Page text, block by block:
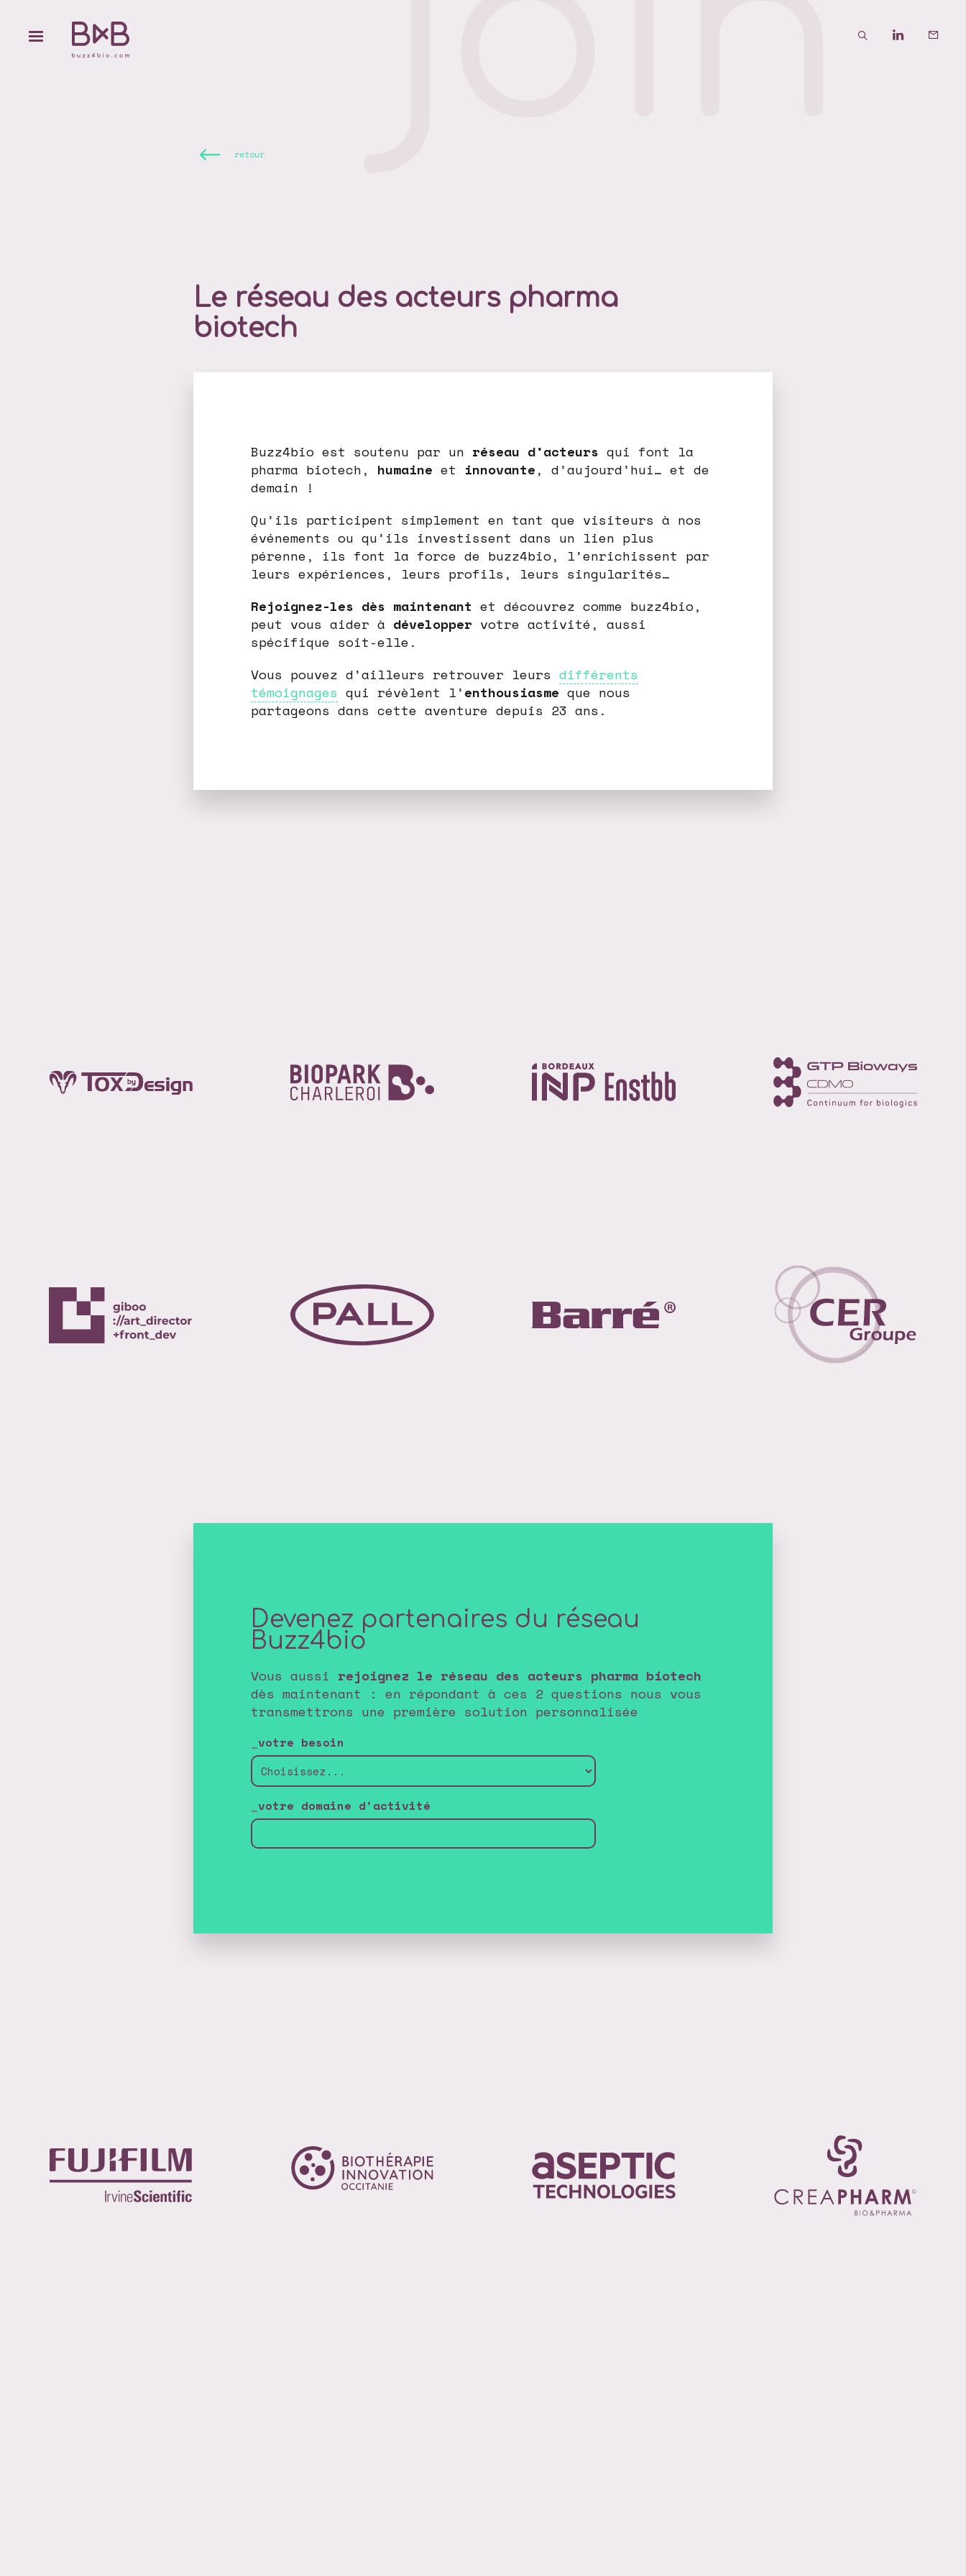
retour
Le réseau des acteurs pharma
biotech
Buzz4bio est soutenu par un réseau d’acteurs qui font la
pharma biotech, humaine et innovante, d’aujourd’hui… et de
demain !
Qu’ils participent simplement en tant que visiteurs à nos
événements ou qu’ils investissent dans un lien plus
pérenne, ils font la force de buzz4bio, l’enrichissent par
leurs expériences, leurs profils, leurs singularités…
Rejoignez-les dès maintenant et découvrez comme buzz4bio,
peut vous aider à développer votre activité, aussi
spécifique soit-elle.
Vous pouvez d’ailleurs retrouver leurs différents
témoignages qui révèlent l’enthousiasme que nous
partageons dans cette aventure depuis 23 ans.
Devenez partenaires du réseau
Buzz4bio
Vous aussi rejoignez le réseau des acteurs pharma biotech
dès maintenant : en répondant à ces 2 questions nous vous
transmettrons une première solution personnalisée
votre besoin
votre domaine d'activité